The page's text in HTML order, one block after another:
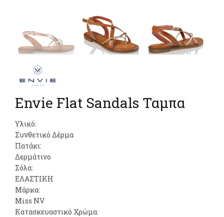
Envie Flat Sandals Ταμπα
Υλικό:
Συνθετικό Δέρμα
Πατάκι:
Δερμάτινο
Σόλα:
ΕΛΑΣΤΙΚΗ
Μάρκα:
Miss NV
Κατασκευαστικό Χρώμα: